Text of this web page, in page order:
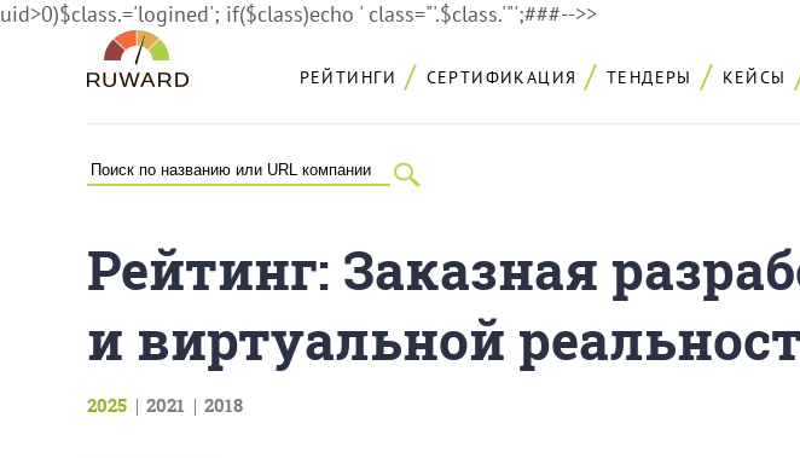
uid>0)$class.='logined'; if($class)echo ' class="'.$class.'"';###-->>
РЕЙТИНГИ СЕРТИФИКАЦИЯ ТЕНДЕРЫ КЕЙСЫ
Рейтинг: Заказная
и виртуальной
2025 2021 2018